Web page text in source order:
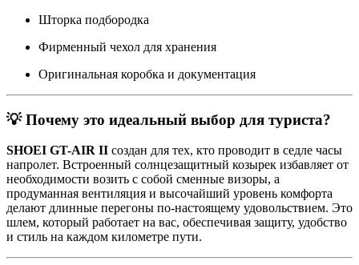
Шторка подбородка
Фирменный чехол для хранения
Оригинальная коробка и документация
💡 Почему это идеальный выбор для туриста?
SHOEI GT-AIR II создан для тех, кто проводит в седле часы
напролет. Встроенный солнцезащитный козырек избавляет от
необходимости возить с собой сменные визоры, а
продуманная вентиляция и высочайший уровень комфорта
делают длинные перегоны по-настоящему удовольствием. Это
шлем, который работает на вас, обеспечивая защиту, удобство
и стиль на каждом километре пути.